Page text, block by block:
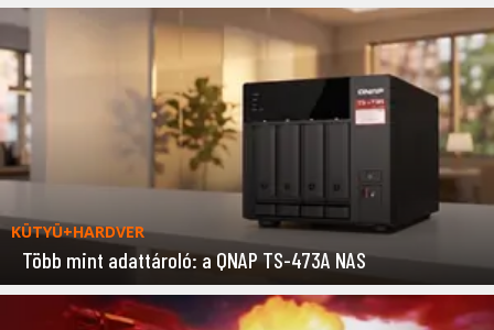
KÜTYÜ+HARDVER
Több mint adattároló: a QNAP TS-473A NAS